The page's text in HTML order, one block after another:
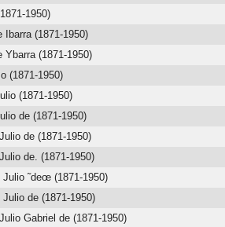
1950)
Ibarra (1871-1950)
Ybarra (1871-1950)
(1871-1950)
(1871-1950)
de (1871-1950)
de (1871-1950)
de. (1871-1950)
Julio ˜deœ (1871-1950)
de (1871-1950)
Gabriel de (1871-1950)